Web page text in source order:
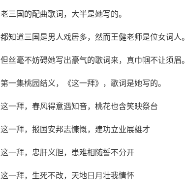
老三国的配曲歌词，大半是她写的。
都知道三国是男人戏居多，然而王健老师是位女词人。
但丝毫不妨碍她写出豪气的歌词来，真巾帼不让须眉。
第一集桃园结义，《这一拜》，歌词是她写的。
这一拜，春风得意遇知音，桃花也含笑映祭台
这一拜，报国安邦志慷慨，建功立业展雄才
这一拜，忠肝义胆，患难相随誓不分开
这一拜，生死不改，天地日月壮我情怀